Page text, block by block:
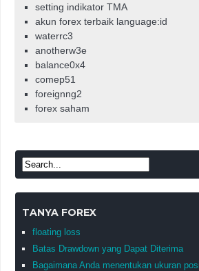
setting indikator TMA
akun forex terbaik language:id
waterrc3
anotherw3e
balance0x4
comep51
foreignng2
forex saham
TANYA FOREX
floating loss
Batas Drawdown yang Dapat Diterima
Bagaimana Anda menentukan ukuran